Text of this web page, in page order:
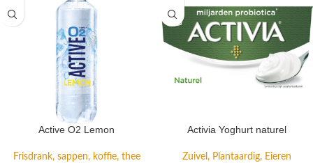
Active O2 Lemon
Frisdrank, sappen, koffie, thee
Activia Yoghurt naturel
Zuivel, Plantaardig, Eieren